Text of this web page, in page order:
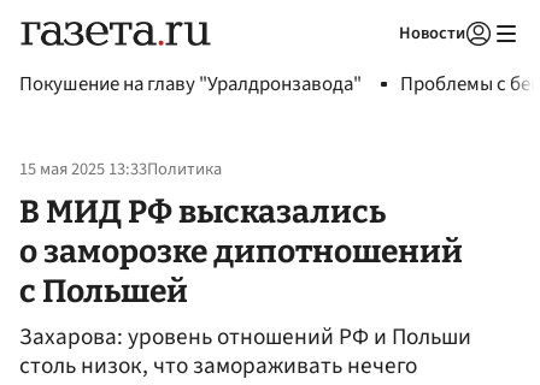
Новости
Покушение на главу "Уралдронзавода" Проблемы с
15 мая 2025 13:33Политика
В МИД РФ высказались
о заморозке дипотношений
с Польшей
Захарова: уровень отношений РФ и Польши
столь низок, что замораживать нечего